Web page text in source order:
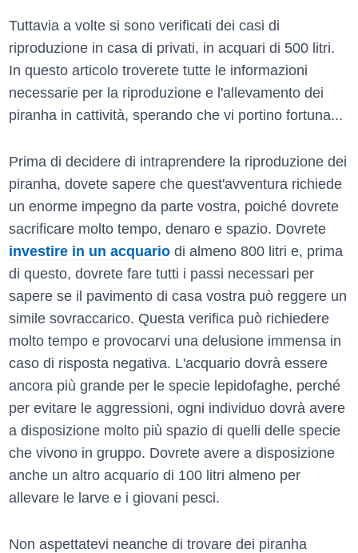
Tuttavia a volte si sono verificati dei casi di
riproduzione in casa di privati, in acquari di 500 litri.
In questo articolo troverete tutte le informazioni
necessarie per la riproduzione e l'allevamento dei
piranha in cattività, sperando che vi portino fortuna...
Prima di decidere di intraprendere la riproduzione dei
piranha, dovete sapere che quest'avventura richiede
un enorme impegno da parte vostra, poiché dovrete
sacrificare molto tempo, denaro e spazio. Dovrete
investire in un acquario di almeno 800 litri e, prima
di questo, dovrete fare tutti i passi necessari per
sapere se il pavimento di casa vostra può reggere un
simile sovraccarico. Questa verifica può richiedere
molto tempo e provocarvi una delusione immensa in
caso di risposta negativa. L'acquario dovrà essere
ancora più grande per le specie lepidofaghe, perché
per evitare le aggressioni, ogni individuo dovrà avere
a disposizione molto più spazio di quelli delle specie
che vivono in gruppo. Dovrete avere a disposizione
anche un altro acquario di 100 litri almeno per
allevare le larve e i giovani pesci.
Non aspettatevi neanche di trovare dei piranha